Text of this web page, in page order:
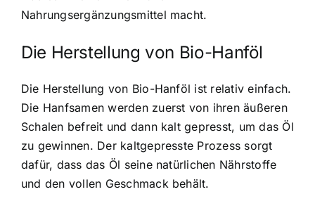
Nahrungsergänzungsmittel macht.
Die Herstellung von Bio-Hanföl
Die Herstellung von Bio-Hanföl ist relativ einfach.
Die Hanfsamen werden zuerst von ihren äußeren
Schalen befreit und dann kalt gepresst, um das Öl
zu gewinnen. Der kaltgepresste Prozess sorgt
dafür, dass das Öl seine natürlichen Nährstoffe
und den vollen Geschmack behält.